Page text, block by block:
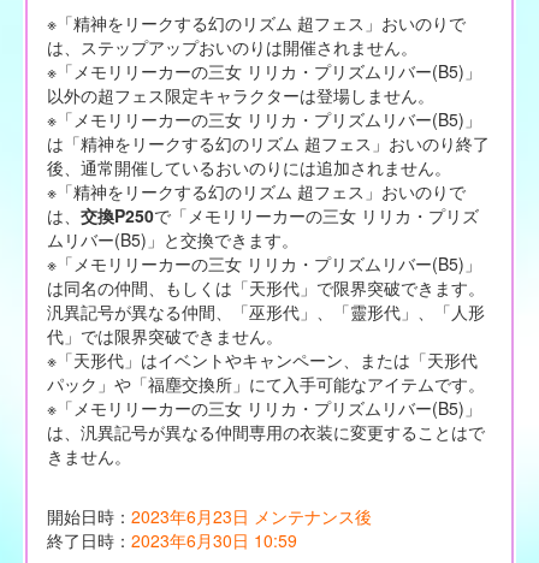
※「精神をリークする幻のリズム 超フェス」おいのりで
は、ステップアップおいのりは開催されません。
※「メモリリーカーの三女 リリカ・プリズムリバー(B5)」
以外の超フェス限定キャラクターは登場しません。
※「メモリリーカーの三女 リリカ・プリズムリバー(B5)」
は「精神をリークする幻のリズム 超フェス」おいのり終了
後、通常開催しているおいのりには追加されません。
※「精神をリークする幻のリズム 超フェス」おいのりで
は、 交換P250で「メモリリーカーの三女 リリカ・プリズ
ムリバー(B5)」と交換できます。
※「メモリリーカーの三女 リリカ・プリズムリバー(B5)」
は同名の仲間、もしくは「天形代」で限界突破できます。
汎異記号が異なる仲間、「巫形代」、「靈形代」、「人形
代」では限界突破できません。
※「天形代」はイベントやキャンペーン、または「天形代
パック」や「福塵交換所」にて入手可能なアイテムです。
※「メモリリーカーの三女 リリカ・プリズムリバー(B5)」
は、汎異記号が異なる仲間専用の衣装に変更することはで
きません。
開始日時： 2023年6月23日 メンテナンス後
終了日時： 2023年6月30日 10:59